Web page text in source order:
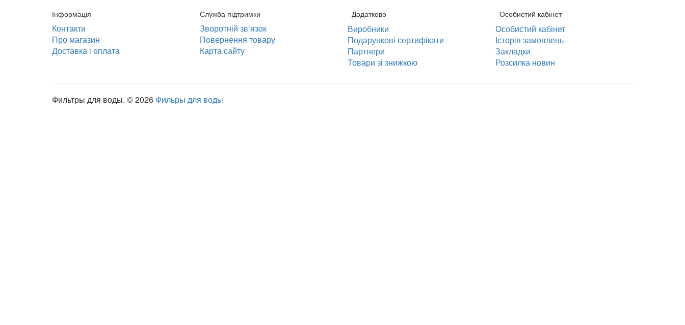
Інформація
Контакти
Про магазин
Доставка і оплата
Служба підтримки
Зворотній зв’язок
Повернення товару
Карта сайту
Додатково
Виробники
Подарункові сертифікати
Партнери
Товари зі знижкою
Особистий кабінет
Особистий кабінет
Історія замовлень
Закладки
Розсилка новин
Фильтры для воды. © 2026 Фильры для воды